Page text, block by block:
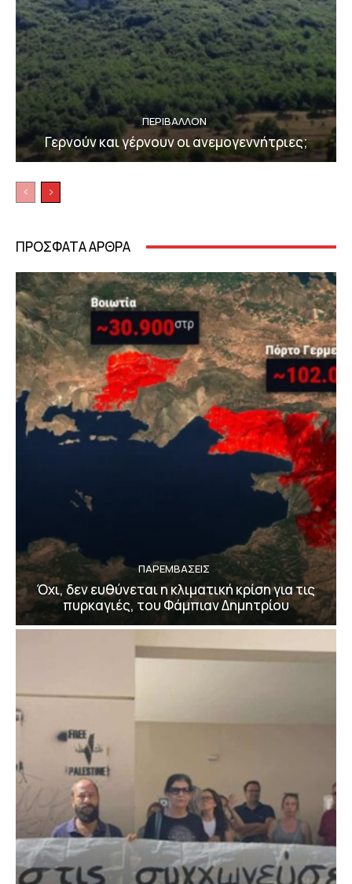
ΠΕΡΙΒΆΛΛΟΝ
Γερνούν και γέρνουν οι ανεμογεννήτριες;
ΠΡΟΣΦΑΤΑ ΑΡΘΡΑ
ΠΑΡΕΜΒΑΣΕΙΣ
Όχι, δεν ευθύνεται η κλιματική κρίση για τις
πυρκαγιές, του Φάμπιαν Δημητρίου